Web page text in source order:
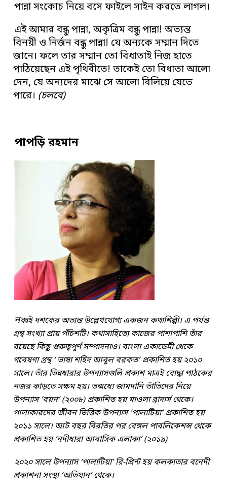
পান্না সংকোচ নিয়ে বসে ফাইলে সাইন করতে লাগল।
এই আমার বন্ধু পান্না, অকৃত্রিম বন্ধু পান্না! অত্যন্ত
বিনয়ী ও নির্জন বন্ধু পান্না! যে অন্যকে সম্মান দিতে
জানে। ফলে তার সম্মান তো বিধাতাই নিজ হাতে
পাঠিয়েছেন এই পৃথিবীতে! তাকেই তো বিধাতা আলো
দেন, যে অন্যদের মাঝে সে আলো বিলিয়ে যেতে
পারে। (চলবে)
পাপড়ি রহমান
নব্বই দশকের অত্যন্ত উল্লেখযোগ্য একজন কথাশিল্পী। এ পর্যন্ত
গ্রন্থ সংখ্যা প্রায় পঁচিশটি। কথাসাহিত্যে কাজের পাশাপাশি তাঁর
রয়েছে কিছু গুরুত্বপূর্ণ সম্পাদনাও। বাংলা একাডেমী থেকে
গবেষণা গ্রন্থ ‘ ভাষা শহিদ আবুল বরকত’ প্রকাশিত হয় ২০১০
সালে। তাঁর ভিন্নধারার উপন্যাসগুলি প্রকাশ মাত্রই বোদ্ধা পাঠকের
নজর কাড়তে সক্ষম হয়। তন্মধ্যে জামদানি তাঁতিদের নিয়ে
উপন্যাস ‘বয়ন’ (২০০৮) প্রকাশিত হয় মাওলা ব্রাদার্স থেকে।
পালাকারদের জীবন ভিত্তিক উপন্যাস ‘পালাটিয়া’ প্রকাশিত হয়
২০১১ সালে। আট বছর বিরতির পর বেঙ্গল পাবলিকেশন্স থেকে
প্রকাশিত হয় ‘নদীধারা আবাসিক এলাকা’ (২০১৯)
২০২০ সালে উপন্যাস ‘পালাটিয়া’ রি-প্রিন্ট হয় কলকাতার বনেদী
প্রকাশনা সংস্থা ‘অভিযান’ থেকে।